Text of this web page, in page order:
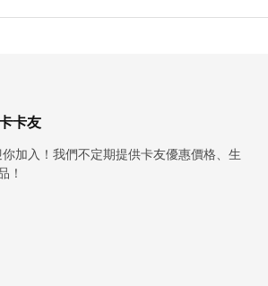
卡友
加入！我們不定期提供卡友優惠價格、生
！